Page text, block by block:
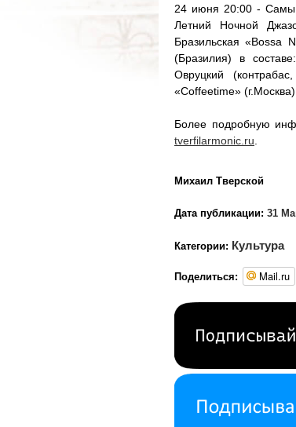
24 июня 20:00 -
Летний Ночной
Бразильская «Bossa
(Бразилия) в
Овруцкий
«Coffeetime» (г.Москва)
Более подробную
tverfilarmonic.ru
Михаил Тверской
Дата публикации: 31
Категории: Культура
Поделиться: Mail.ru